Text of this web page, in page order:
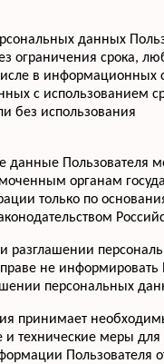
данных
ограничения срока,
в информационных
с использованием
без использования
данные Пользователя
органам
только по
разглашении
не информировать
персональных
принимает
и технические меры
Пользователя